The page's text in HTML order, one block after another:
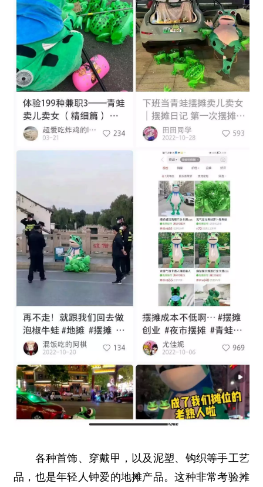
各种首饰、穿戴甲，以及泥塑、钩织等手工艺
品，也是年轻人钟爱的地摊产品。这种非常考验摊